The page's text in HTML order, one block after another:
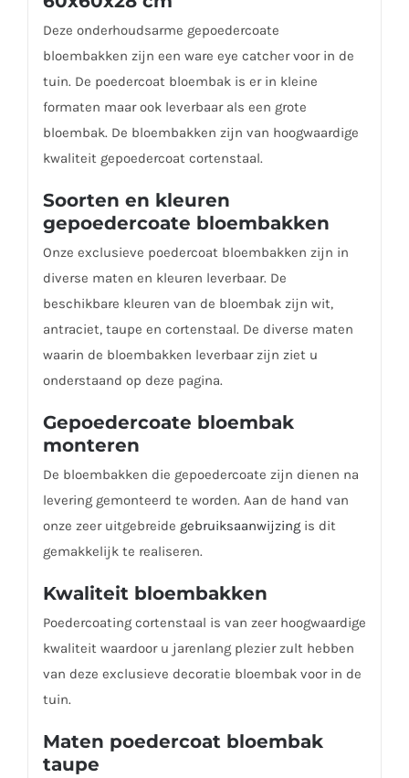
Deze onderhoudsarme gepoedercoate
bloembakken zijn een ware eye catcher voor in de
tuin. De poedercoat bloembak is er in kleine
formaten maar ook leverbaar als een grote
bloembak. De bloembakken zijn van hoogwaardige
kwaliteit gepoedercoat cortenstaal.
Soorten en kleuren
gepoedercoate bloembakken
Onze exclusieve poedercoat bloembakken zijn in
diverse maten en kleuren leverbaar. De
beschikbare kleuren van de bloembak zijn wit,
antraciet, taupe en cortenstaal. De diverse maten
waarin de bloembakken leverbaar zijn ziet u
onderstaand op deze pagina.
Gepoedercoate bloembak
monteren
De bloembakken die gepoedercoate zijn dienen na
levering gemonteerd te worden. Aan de hand van
onze zeer uitgebreide gebruiksaanwijzingis dit
gemakkelijk te realiseren.
Kwaliteit bloembakken
Poedercoating cortenstaal is van zeer hoogwaardige
kwaliteit waardoor u jarenlang plezier zult hebben
van deze exclusieve decoratie bloembak voor in de
tuin.
Maten poedercoat bloembak
taupe